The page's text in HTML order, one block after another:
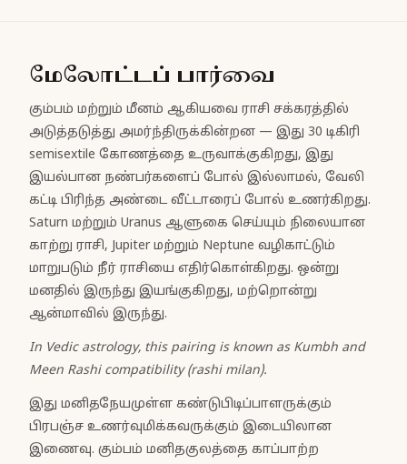
மேலோட்டப் பார்வை
கும்பம் மற்றும் மீனம் ஆகியவை ராசி சக்கரத்தில்
அடுத்தடுத்து அமர்ந்திருக்கின்றன — இது 30 டிகிரி
semisextile கோணத்தை உருவாக்குகிறது, இது
இயல்பான நண்பர்களைப் போல் இல்லாமல், வேலி
கட்டி பிரிந்த அண்டை வீட்டாரைப் போல் உணர்கிறது.
Saturn மற்றும் Uranus ஆளுகை செய்யும் நிலையான
காற்று ராசி, Jupiter மற்றும் Neptune வழிகாட்டும்
மாறுபடும் நீர் ராசியை எதிர்கொள்கிறது. ஒன்று
மனதில் இருந்து இயங்குகிறது, மற்றொன்று
ஆன்மாவில் இருந்து.
In Vedic astrology, this pairing is known as Kumbh and
Meen Rashi compatibility (rashi milan).
இது மனிதநேயமுள்ள கண்டுபிடிப்பாளருக்கும்
பிரபஞ்ச உணர்வுமிக்கவருக்கும் இடையிலான
இணைவு. கும்பம் மனிதகுலத்தை காப்பாற்ற